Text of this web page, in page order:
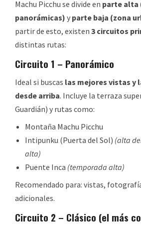
Machu Picchu se divide en parte alta
panorámicas) y parte baja (zona
partir de esto, existen 3 circuitos
distintas rutas:
Circuito 1 – Panorámico
Ideal si buscas las mejores vistas y
desde arriba. Incluye la terraza
Guardián) y rutas como:
Montaña Machu Picchu
Intipunku (Puerta del Sol) (alta
alta)
Puente Inca (temporada alta)
Recomendado para: vistas,
adicionales.
Circuito 2 – Clásico (el más